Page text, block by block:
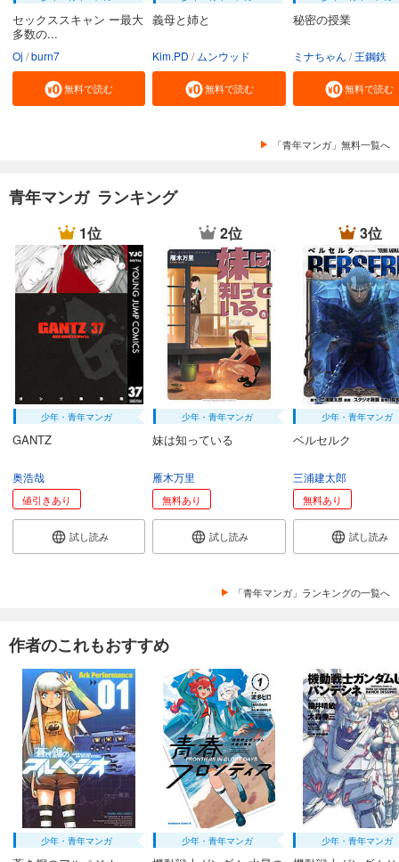
セックススキャン ー最大
多数の...
Oj burn7
無料で読む
義母と姉と
Kim.PD ムンウッド
無料で読む
秘密の授業
ミナちゃん 王鋼鉄
無料で読む
「青年マンガ」無料一覧へ
青年マンガ ランキング
1位
少年・青年マンガ
GANTZ
奥浩哉
値引きあり
試し読み
2位
少年・青年マンガ
妹は知っている
雁木万里
無料あり
試し読み
3位
少年・青年マンガ
ベルセルク
三浦建太郎
無料あり
試し読み
「青年マンガ」ランキングの一覧へ
作者のこれもおすすめ
少年・青年マンガ 少年・青年マンガ 少年・青年マンガ